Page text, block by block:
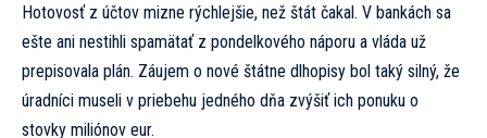
Hotovosť z účtov mizne rýchlejšie, než štát čakal. V bankách sa
ešte ani nestihli spamätať z pondelkového náporu a vláda už
prepisovala plán. Záujem o nové štátne dlhopisy bol taký silný, že
úradníci museli v priebehu jedného dňa zvýšiť ich ponuku o
stovky miliónov eur.